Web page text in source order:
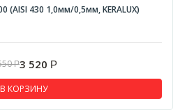
(AISI 430 1,0мм/0,5мм, KERALUX)
Р3 520 Р
В КОРЗИНУ